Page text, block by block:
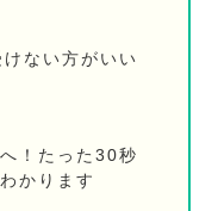
ない方がいい
！たった30秒
かります